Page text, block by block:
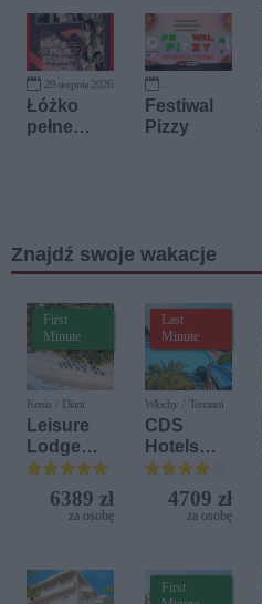
Różnorod
ności
29 sierpnia 2026
Łóżko
pełne
10 września 2026
Festiwal
Pizzy
Znajdź swoje wakacje
First
Minute
Kenia / Diani
Leisure
Lodge
Beach &
Golf
Resort by
6389 zł
za osobę
Last
Minute
Włochy / Terrasini
CDS
Hotels
Terrasini
(ex. Citta
del Mare)
4709 zł
za osobę
First